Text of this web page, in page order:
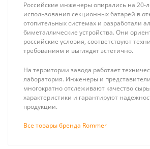
смесительный
клапан 3/4" KVs
6 м3/ч
7 360 ₽
Российские инженеры опирались на 20-
использования секционных батарей в
отопительных системах и разработали
биметаллические устройства. Они
российские условия, соответствуют
требованиям и выглядят эстетично.
На территории завода работает
лаборатория. Инженеры и
многократно отслеживают качество
характеристики и гарантируют
продукции.
Все товары бренда Rommer